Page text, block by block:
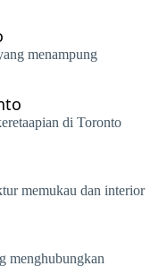
menampung
di Toronto
memukau dan interior
menghubungkan